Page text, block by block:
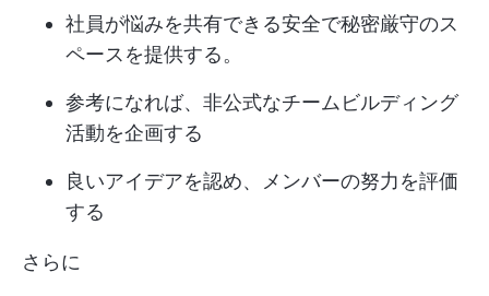
社員が悩みを共有できる安全で秘密厳守のス
ペースを提供する。
参考になれば、非公式なチームビルディング
活動を企画する
良いアイデアを認め、メンバーの努力を評価
する
さらに